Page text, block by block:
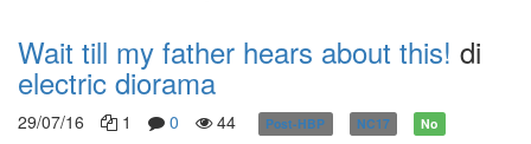
Wait till my father hears about this! di
electric diorama
29/07/16 1 0 44 Post-HBP NC17 No